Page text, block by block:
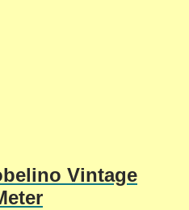
Vintage